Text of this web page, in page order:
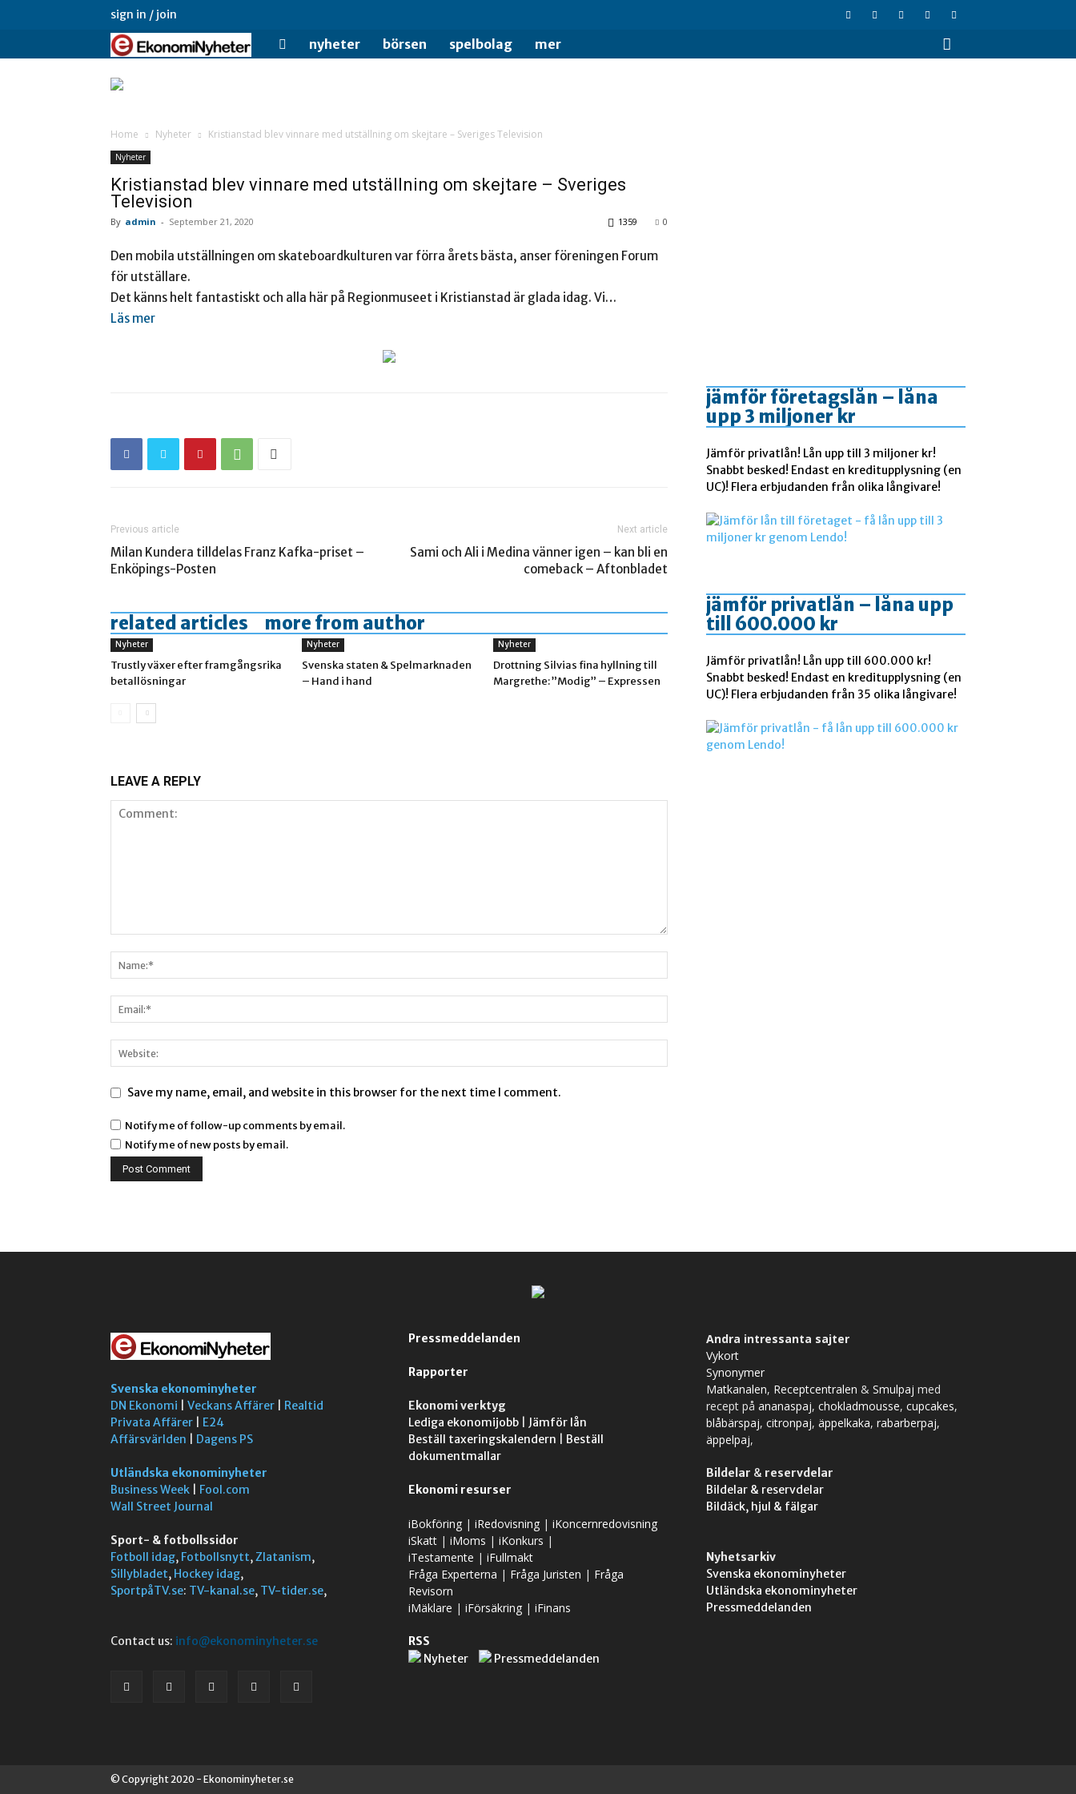
sign in / join
Ekonominyheter.se
nyheter börsen spelbolag mer
Home Nyheter Kristianstad blev vinnare med utställning om skejtare – Sveriges Television
Nyheter
Kristianstad blev vinnare med utställning om skejtare – Sveriges
Television
By admin - September 21, 2020 0
1359
Den mobila utställningen om skateboardkulturen var förra årets bästa, anser föreningen Forum
för utställare.
Det känns helt fantastiskt och alla här på Regionmuseet i Kristianstad är glada idag. Vi…
Läs mer
Previous article
Milan Kundera tilldelas Franz Kafka-priset –
Enköpings-Posten
Next article
Sami och Ali i Medina vänner igen – kan bli en
comeback – Aftonbladet
related articles more from author
Nyheter
Trustly växer efter framgångsrika
betallösningar
Nyheter
Svenska staten & Spelmarknaden
– Hand i hand
Nyheter
Drottning Silvias fina hyllning till
Margrethe: ”Modig” – Expressen
LEAVE A REPLY
Save my name, email, and website in this browser for the next time I comment.
Notify me of follow-up comments by email.
Notify me of new posts by email.
jämför företagslån – låna
upp 3 miljoner kr
Jämför privatlån! Lån upp till 3 miljoner kr!
Snabbt besked! Endast en kreditupplysning (en
UC)! Flera erbjudanden från olika långivare!
jämför privatlån – låna upp
till 600.000 kr
Jämför privatlån! Lån upp till 600.000 kr!
Snabbt besked! Endast en kreditupplysning (en
UC)! Flera erbjudanden från 35 olika långivare!
Svenska ekonominyheter
DN Ekonomi
Veckans Affärer
Realtid
Privata Affärer
E24
Affärsvärlden
Dagens PS
Utländska ekonominyheter
Business Week
Fool.com
Wall Street Journal
Sport- & fotbollssidor
Fotboll idag, Fotbollsnytt, Zlatanism,
Sillybladet, Hockey idag,
SportpåTV.se: TV-kanal.se, TV-tider.se,
Contact us: info@ekonominyheter.se
Pressmeddelanden
Rapporter
Ekonomi verktyg
Lediga ekonomijobb
Jämför lån
Beställ taxeringskalendern
Beställ
dokumentmallar
Ekonomi resurser
iBokföring | iRedovisning | iKoncernredovisning
iSkatt | iMoms | iKonkurs |
iTestamente | iFullmakt
Fråga Experterna | Fråga Juristen | Fråga
Revisorn
iMäklare | iFörsäkring | iFinans
RSS
Nyheter
Pressmeddelanden
Andra intressanta sajter
Vykort
Synonymer
Matkanalen, Receptcentralen & Smulpaj med
recept på ananaspaj, chokladmousse, cupcakes,
blåbärspaj, citronpaj, äppelkaka, rabarberpaj,
äppelpaj,
Bildelar & reservdelar
Bildelar & reservdelar
Bildäck, hjul & fälgar
Nyhetsarkiv
Svenska ekonominyheter
Utländska ekonominyheter
Pressmeddelanden
© Copyright 2020 - Ekonominyheter.se